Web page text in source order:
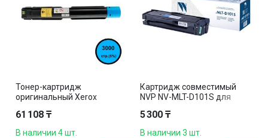
Тонер-картридж
оригинальный Xerox
SC2020, голубой
61 108 ₸
В наличии 4 шт.
Картридж совместимый
NVP NV-MLT-D101S для
2160/2162/2165/2165W/216
7/2168W, черный
5 300 ₸
В наличии 3 шт.